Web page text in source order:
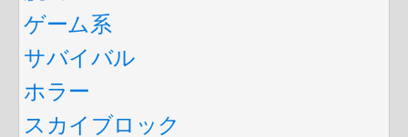
ゲーム系
サバイバル
ホラー
スカイブロック